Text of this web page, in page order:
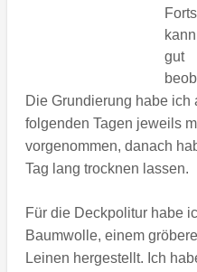
gut
Die Grundierung habe ich
folgenden Tagen jeweils
vorgenommen, danach
Tag lang trocknen lassen.
Für die Deckpolitur habe
Baumwolle, einem
Leinen hergestellt. Ich